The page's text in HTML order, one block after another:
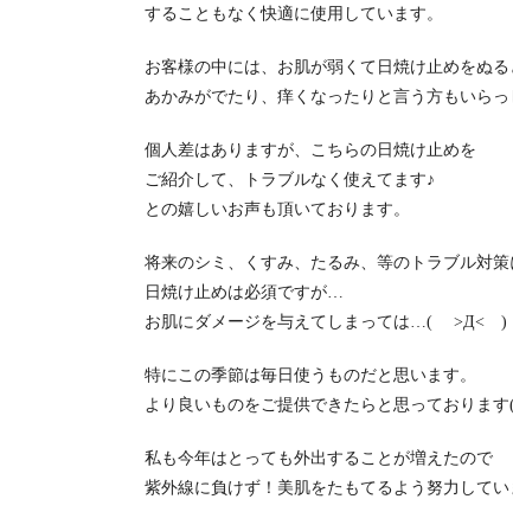
することもなく快適に使用しています。
お客様の中には、お肌が弱くて日焼け止めをぬる
あかみがでたり、痒くなったりと言う方もいらっ
個人差はありますが、こちらの日焼け止めを
ご紹介して、トラブルなく使えてます♪
との嬉しいお声も頂いております。
将来のシミ、くすみ、たるみ、等のトラブル対策
日焼け止めは必須ですが…
お肌にダメージを与えてしまっては…( >Д< )
特にこの季節は毎日使うものだと思います。
より良いものをご提供できたらと思っておりま
私も今年はとっても外出することが増えたので
紫外線に負けず！美肌をたもてるよう努力してい